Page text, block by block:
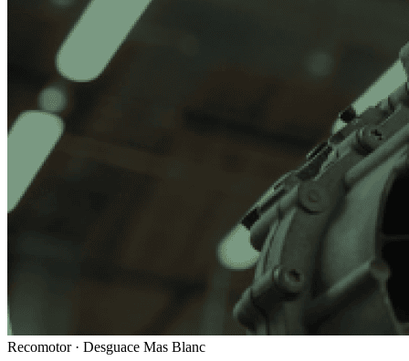
Recomotor · Desguace Mas Blanc